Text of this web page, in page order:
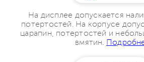
На дисплее допускается
потертостей. На корпусе
царапин, потертостей и
вмятин.